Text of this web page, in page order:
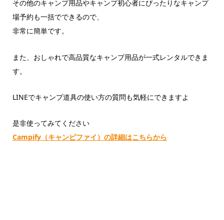
その他のキャンプ用品やキャンプ初心者にぴったりなキャンプ
場予約も一括でできるので、
非常に簡単です。
また、おしゃれで高品質なキャンプ用品が一式レンタルできま
す。
LINEでキャンプ道具の使い方の質問も気軽にできますよ
是非使ってみてください
Campify（キャンピファイ）の詳細はこちらから